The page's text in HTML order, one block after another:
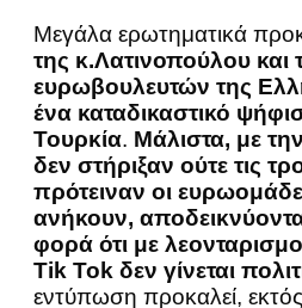
Μεγάλα ερωτηματικά
της κ.Λατινοπούλου και
ευρωβουλευτών της
ένα καταδικαστικό
Τουρκία. Μάλιστα, με
δεν στήριξαν ούτε τις
πρότειναν οι
ανήκουν,
φορά ότι με
Tik Tok δεν γίνεται
εντύπωση προκαλεί,